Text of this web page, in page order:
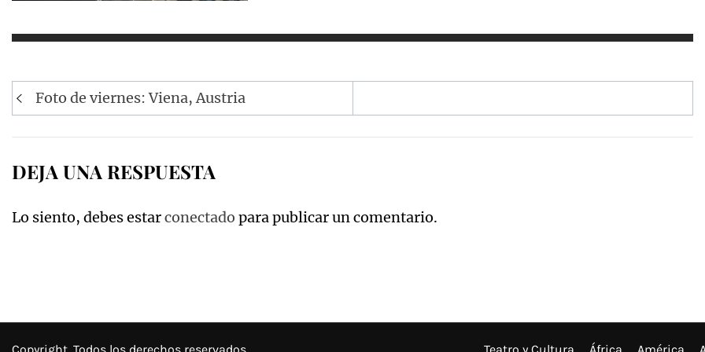
Navegación
de
Foto de viernes: Viena, Austria
DEJA UNA RESPUESTA
Lo siento, debes estarconectado para publicar un comentario.